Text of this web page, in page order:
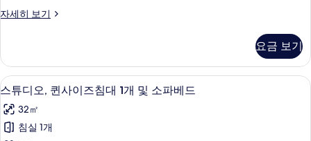
기
개
사
진
모
두
자세히 보기
스
실
개
(Hearing
Accessible)
자
세
요금 보기
스
튜
디
오,
고급 침구, 책상, 노트북 작업 공간, 암
5
스튜디오, 퀸사이즈침대 1개 및 소파베드
32㎡
침실 1개